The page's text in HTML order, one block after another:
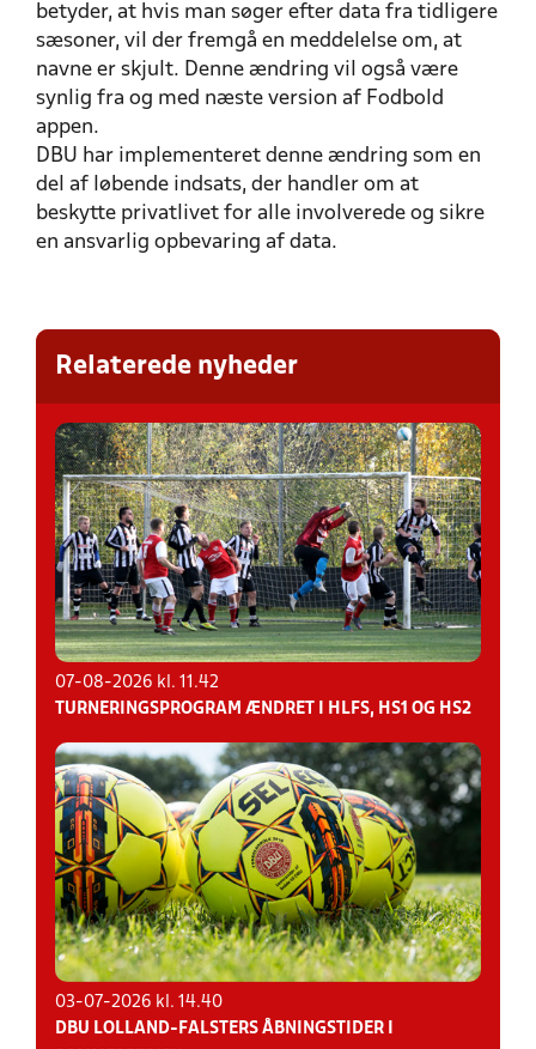
betyder, at hvis man søger efter data fra tidligere
sæsoner, vil der fremgå en meddelelse om, at
navne er skjult. Denne ændring vil også være
synlig fra og med næste version af Fodbold
appen.
DBU har implementeret denne ændring som en
del af løbende indsats, der handler om at
beskytte privatlivet for alle involverede og sikre
en ansvarlig opbevaring af data.
Relaterede nyheder
07-08-2026 kl. 11.42
TURNERINGSPROGRAM ÆNDRET I HLFS, HS1 OG HS2
03-07-2026 kl. 14.40
DBU LOLLAND-FALSTERS ÅBNINGSTIDER I